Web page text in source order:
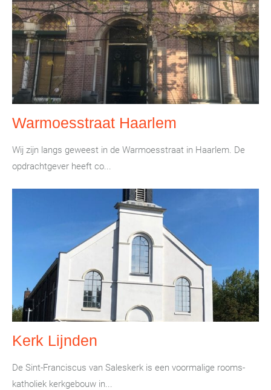
Warmoesstraat Haarlem
Wij zijn langs geweest in de Warmoesstraat in Haarlem. De
opdrachtgever heeft co...
Kerk Lijnden
De Sint-Franciscus van Saleskerk is een voormalige rooms-
katholiek kerkgebouw in...